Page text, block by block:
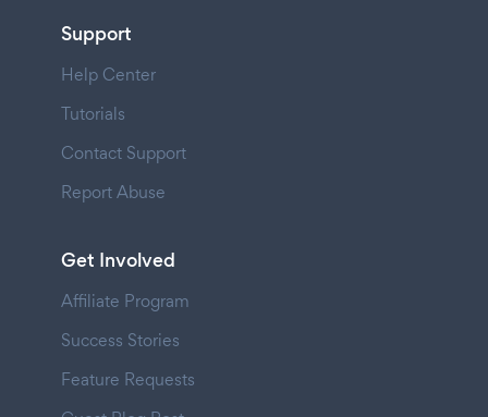
Support
Help Center
Tutorials
Contact Support
Report Abuse
Get Involved
Affiliate Program
Success Stories
Feature Requests